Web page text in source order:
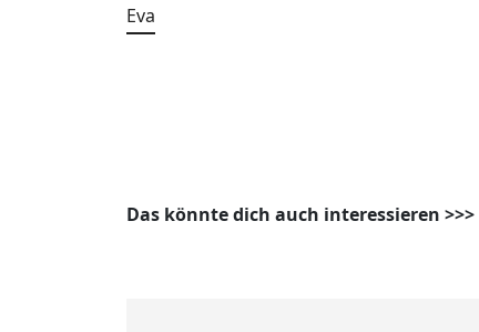
Eva
Das könnte dich auch interessieren >>>